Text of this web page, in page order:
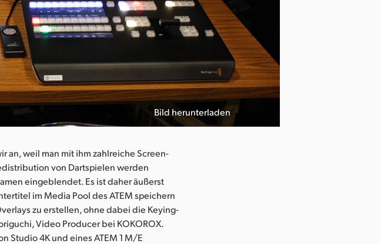
Bild herunterladen
an, weil man mit ihm zahlreiche Screen-
von Dartspielen werden
eingeblendet. Es ist daher äußerst
im Media Pool des ATEM speichern
zu erstellen, ohne dabei die Keying-
Video Producer bei KOKOROX.
Studio 4K und eines ATEM 1 M/E